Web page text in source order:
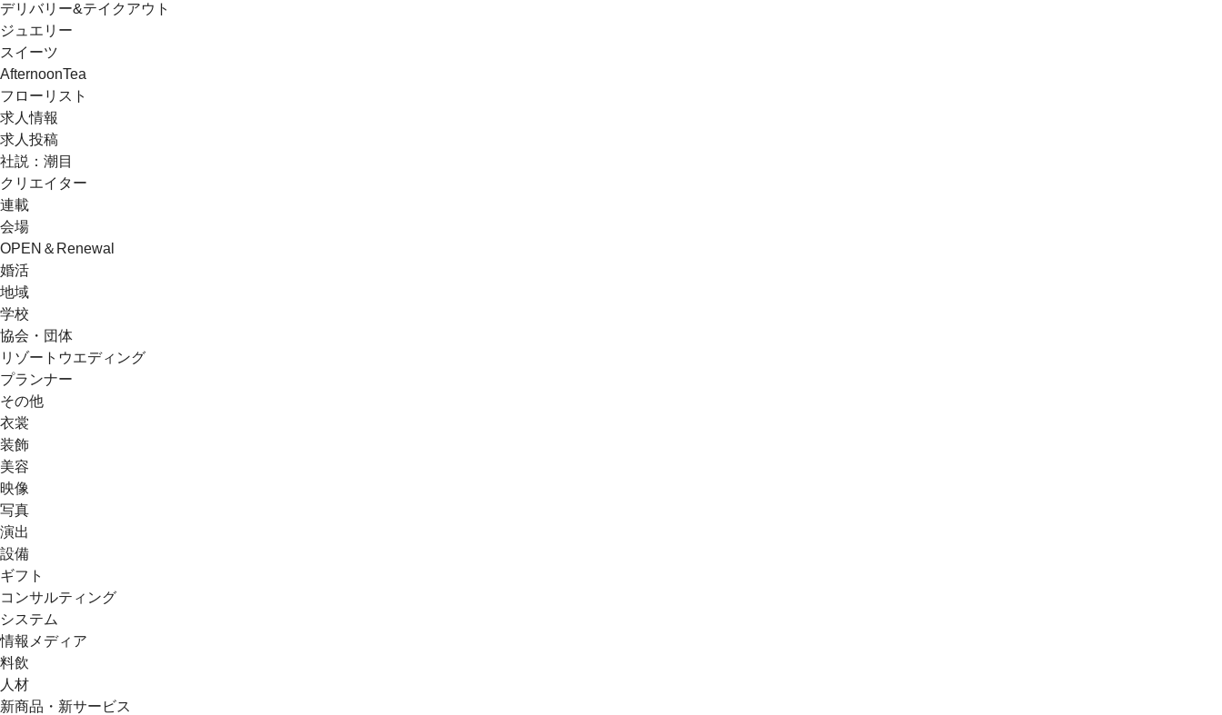
デリバリー&テイクアウト
ジュエリー
スイーツ
AfternoonTea
フローリスト
求人情報
求人投稿
社説：潮目
クリエイター
連載
会場
OPEN＆Renewal
婚活
地域
学校
協会・団体
リゾートウエディング
プランナー
その他
衣裳
装飾
美容
映像
写真
演出
設備
ギフト
コンサルティング
システム
情報メディア
料飲
人材
新商品・新サービス